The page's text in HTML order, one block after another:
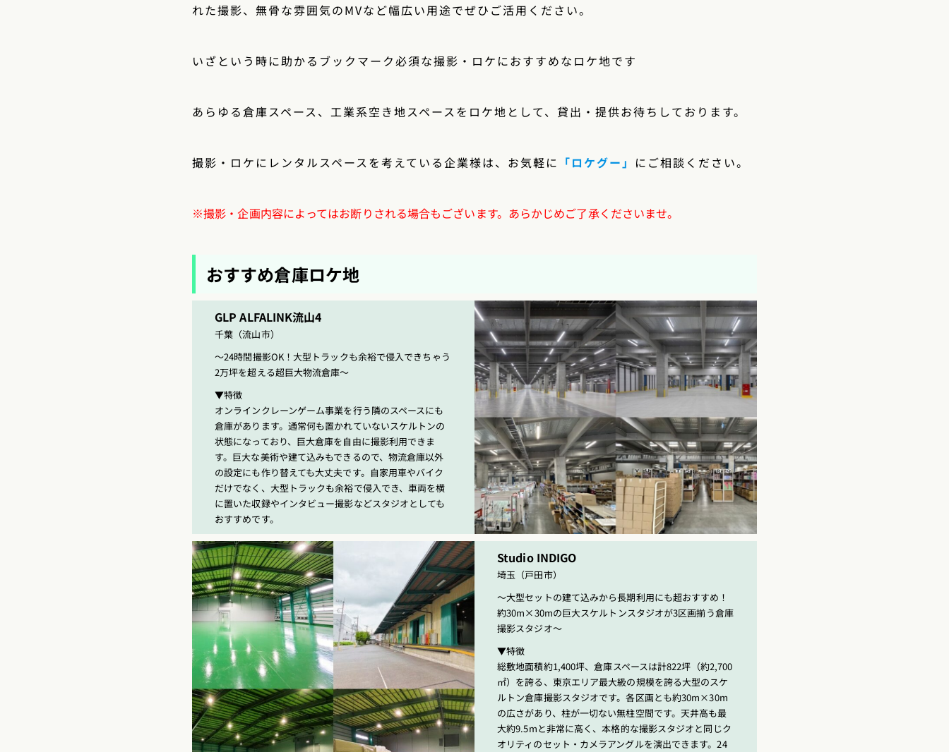
れた撮影、無骨な雰囲気のMVなど幅広い用途でぜひご活用ください。
いざという時に助かるブックマーク必須な撮影・ロケにおすすめなロケ地です
あらゆる倉庫スペース、工業系空き地スペースをロケ地として、貸出・提供お待ちしております。
撮影・ロケにレンタルスペースを考えている企業様は、お気軽に 「ロケグー」 にご相談ください。
※撮影・企画内容によってはお断りされる場合もございます。あらかじめご了承くださいませ。
おすすめ倉庫ロケ地
GLP ALFALINK流山4
千葉（流山市）
〜24時間撮影OK！大型トラックも余裕で侵入できちゃう
2万坪を超える超巨大物流倉庫〜
▼特徴
オンラインクレーンゲーム事業を行う隣のスペースにも
倉庫があります。通常何も置かれていないスケルトンの
状態になっており、巨大倉庫を自由に撮影利用できま
す。巨大な美術や建て込みもできるので、物流倉庫以外
の設定にも作り替えても大丈夫です。自家用車やバイク
だけでなく、大型トラックも余裕で侵入でき、車両を横
に置いた収録やインタビュー撮影などスタジオとしても
おすすめです。
Studio INDIGO
埼玉（戸田市）
〜大型セットの建て込みから長期利用にも超おすすめ！
約30m×30mの巨大スケルトンスタジオが3区画揃う倉庫
撮影スタジオ〜
▼特徴
総敷地面積約1,400坪、倉庫スペースは計822坪（約2,700
㎡）を誇る、東京エリア最大級の規模を誇る大型のスケ
ルトン倉庫撮影スタジオです。各区画とも約30m×30m
の広さがあり、柱が一切ない無柱空間です。天井高も最
大約9.5mと非常に高く、本格的な撮影スタジオと同じク
オリティのセット・カメラアングルを演出できます。24